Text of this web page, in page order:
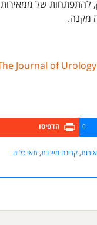
להתפתחות של ממאירות
מקנה.
Journal of Urology
0
,קרינה מייננת, תאי כליה